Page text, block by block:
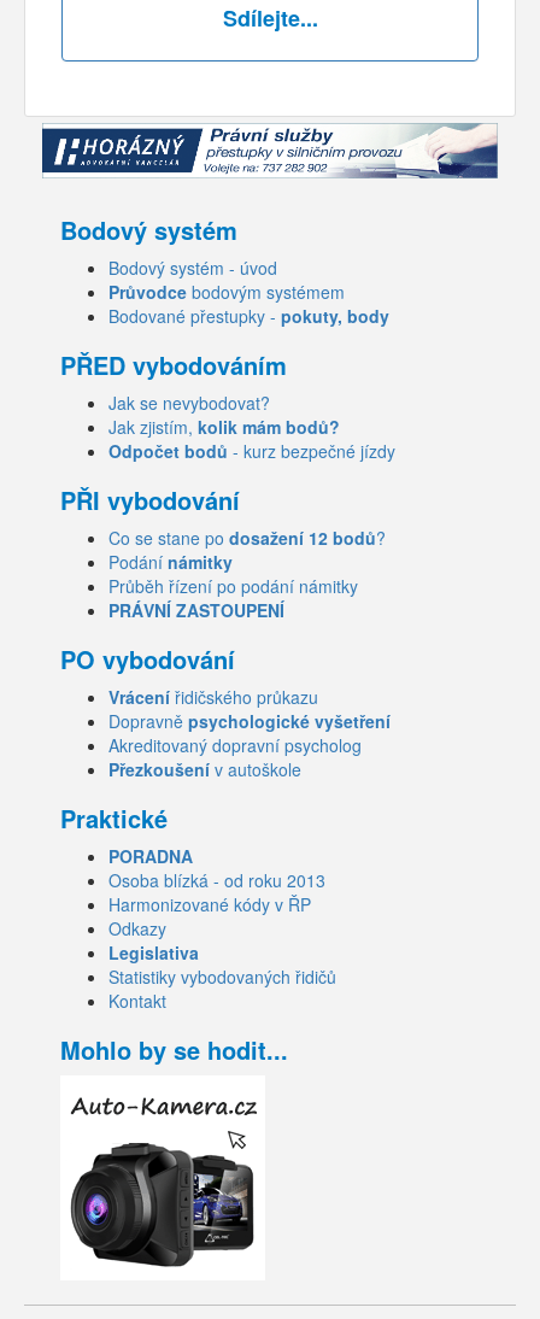
Sdílejte...
Bodový systém
Bodový systém - úvod
Průvodce bodovým systémem
Bodované přestupky - pokuty, body
PŘED vybodováním
Jak se nevybodovat?
Jak zjistím, kolik mám bodů?
Odpočet bodů - kurz bezpečné jízdy
PŘI vybodování
Co se stane po dosažení 12 bodů?
Podání námitky
Průběh řízení po podání námitky
PRÁVNÍ ZASTOUPENÍ
PO vybodování
Vrácení řidičského průkazu
Dopravně psychologické vyšetření
Akreditovaný dopravní psycholog
Přezkoušení v autoškole
Praktické
PORADNA
Osoba blízká - od roku 2013
Harmonizované kódy v ŘP
Odkazy
Legislativa
Statistiky vybodovaných řidičů
Kontakt
Mohlo by se hodit...